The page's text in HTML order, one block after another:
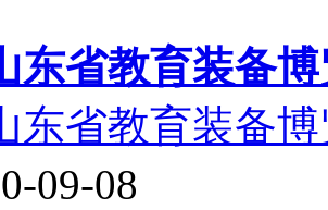
东省教育装备
东省教育装备
09-08